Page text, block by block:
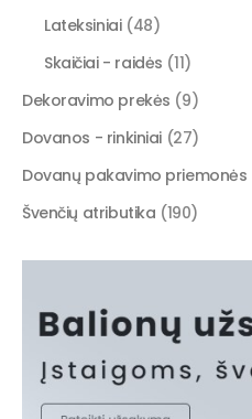
Lateksiniai (48)
Skaičiai - raidės (11)
Dekoravimo prekės (9)
Dovanos - rinkiniai (27)
Dovanų pakavimo priemonės
Švenčių atributika (190)